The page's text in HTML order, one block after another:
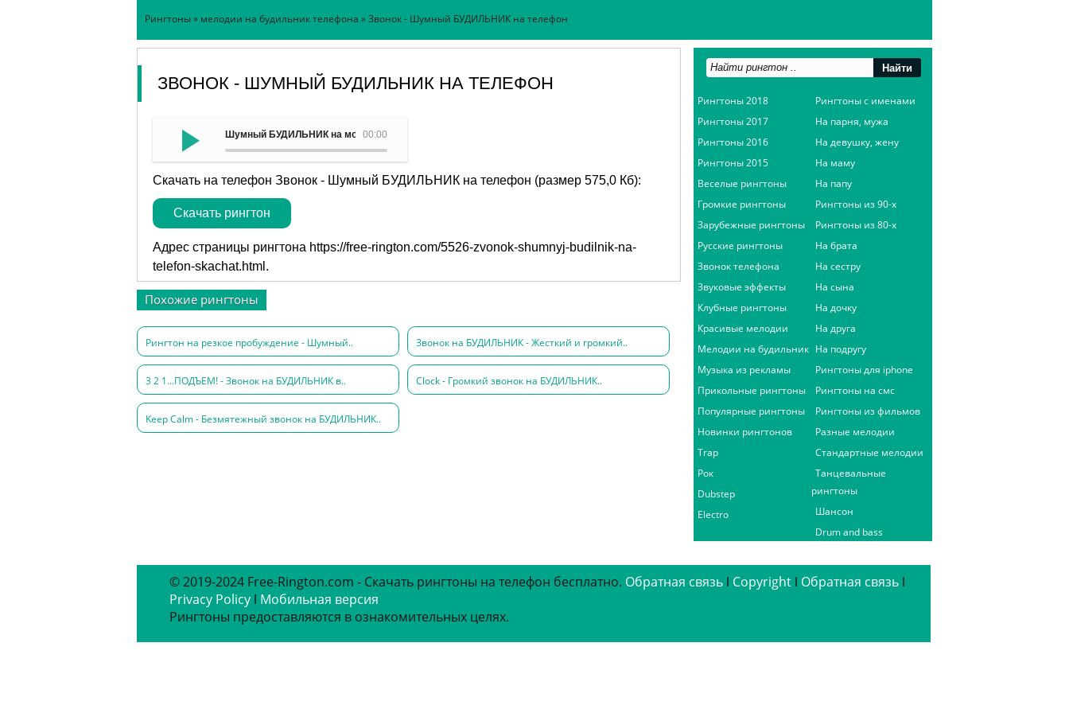
Рингтоны» мелодии на будильник телефона » Звонок - Шумный БУДИЛЬНИК на телефон
ЗВОНОК - ШУМНЫЙ БУДИЛЬНИК НА ТЕЛЕФОН
00:00
Шумный БУДИЛЬНИК на мобильный - Звонок
Скачать на телефон Звонок - Шумный БУДИЛЬНИК на телефон (размер 575,0 Кб):
Скачать рингтон
Адрес страницы рингтона https://free-rington.com/5526-zvonok-shumnyj-budilnik-na-
telefon-skachat.html .
Похожие рингтоны
Рингтон на резкое пробуждение - Шумный.. Звонок на БУДИЛЬНИК - Жесткий и громкий..
3 2 1...ПОДЪЕМ! - Звонок на БУДИЛЬНИК в.. Clock - Громкий звонок на БУДИЛЬНИК..
Keep Calm - Безмятежный звонок на БУДИЛЬНИК..
Рингтоны 2018
Рингтоны 2017
Рингтоны 2016
Рингтоны 2015
Веселые рингтоны
Громкие рингтоны
Зарубежные рингтоны
Русские рингтоны
Звонок телефона
Звуковые эффекты
Клубные рингтоны
Красивые мелодии
Мелодии на будильник
Музыка из рекламы
Прикольные рингтоны
Популярные рингтоны
Новинки рингтонов
Trap
Рок
Dubstep
Electro
Рингтоны с именами
На парня, мужа
На девушку, жену
На маму
На папу
Рингтоны из 90-х
Рингтоны из 80-х
На брата
На сестру
На сына
На дочку
На друга
На подругу
Рингтоны для iphone
Рингтоны на смс
Рингтоны из фильмов
Разные мелодии
Стандартные мелодии
Танцевальные
рингтоны
Шансон
Drum and bass
© 2019-2024 Free-Rington.com - Скачать рингтоны на телефон бесплатно. Обратная связь ǀ Copyright ǀ Обратная связь ǀ
Privacy Policy ǀ Мобильная версия
Рингтоны предоставляются в ознакомительных целях.